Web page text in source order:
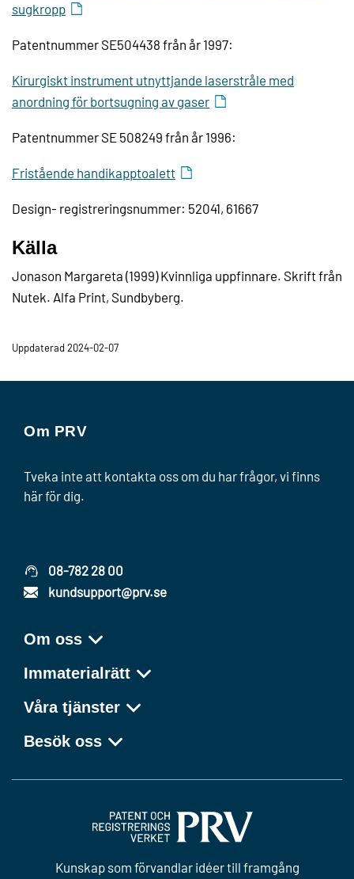
sugkropp
Patentnummer SE504438 från år 1997:
Kirurgiskt instrument utnyttjande laserstråle med
anordning för bortsugning av gaser
Patentnummer SE 508249 från år 1996:
Fristående handikapptoalett
Design- registreringsnummer: 52041, 61667
Källa
Jonason Margareta (1999) Kvinnliga uppfinnare. Skrift från
Nutek. Alfa Print, Sundbyberg.
Uppdaterad 2024-02-07
Om PRV
Tveka inte att kontakta oss om du har frågor, vi finns
här för dig.
08-782 28 00
kundsupport@prv.se
Om oss
Immaterialrätt
Våra tjänster
Besök oss
Kunskap som förvandlar idéer till framgång